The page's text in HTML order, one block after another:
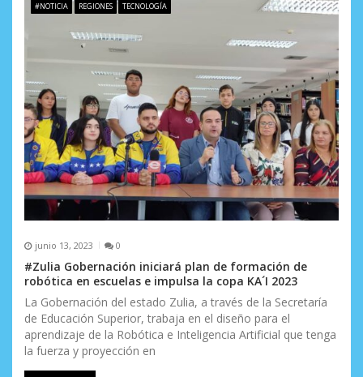
#NOTICIA REGIONES TECNOLOGÍA
junio 13, 2023 0
#Zulia Gobernación iniciará plan de formación de
robótica en escuelas e impulsa la copa KA´I 2023
La Gobernación del estado Zulia, a través de la Secretaría
de Educación Superior, trabaja en el diseño para el
aprendizaje de la Robótica e Inteligencia Artificial que tenga
la fuerza y proyección en